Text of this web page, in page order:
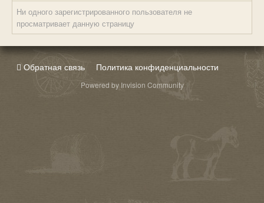
Ни одного зарегистрированного пользователя не
просматривает данную страницу
Обратная связь Политика конфиденциальности
Powered by Invision Community